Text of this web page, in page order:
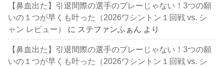
【鼻血出た】引退間際の選手のプレーじゃない！3つの願
いの１つが早くも叶った（2026ワシントン１回戦 vs. シ
ャン レビュー）
に ステファンふぁん より
【鼻血出た】引退間際の選手のプレーじゃない！3つの願
いの１つが早くも叶った（2026ワシントン１回戦 vs. シ